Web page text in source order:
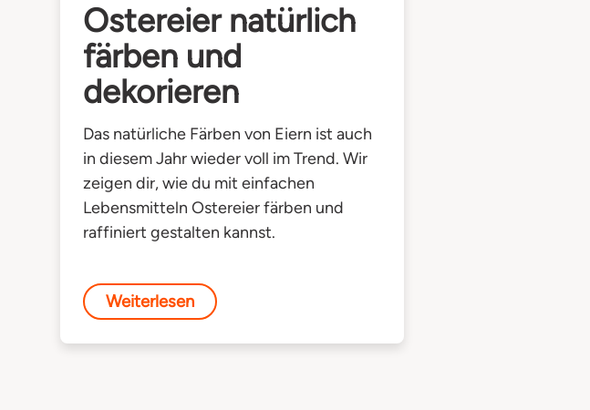
Ostereier natürlich
färben und
dekorieren
Das natürliche Färben von Eiern ist auch
in diesem Jahr wieder voll im Trend. Wir
zeigen dir, wie du mit einfachen
Lebensmitteln Ostereier färben und
raffiniert gestalten kannst.
Weiterlesen